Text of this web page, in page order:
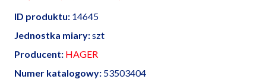
ID produktu: 14645
Jednostka miary:szt
Producent: HAGER
Numer katalogowy: 53503404